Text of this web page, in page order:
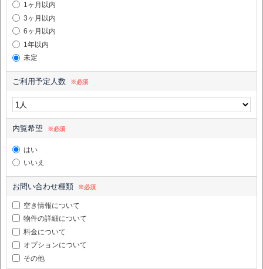
1ヶ月以内
3ヶ月以内
6ヶ月以内
1年以内
未定
ご利用予定人数 ※必須
内覧希望 ※必須
はい
いいえ
お問い合わせ種類 ※必須
空き情報について
物件の詳細について
料金について
オプションについて
その他